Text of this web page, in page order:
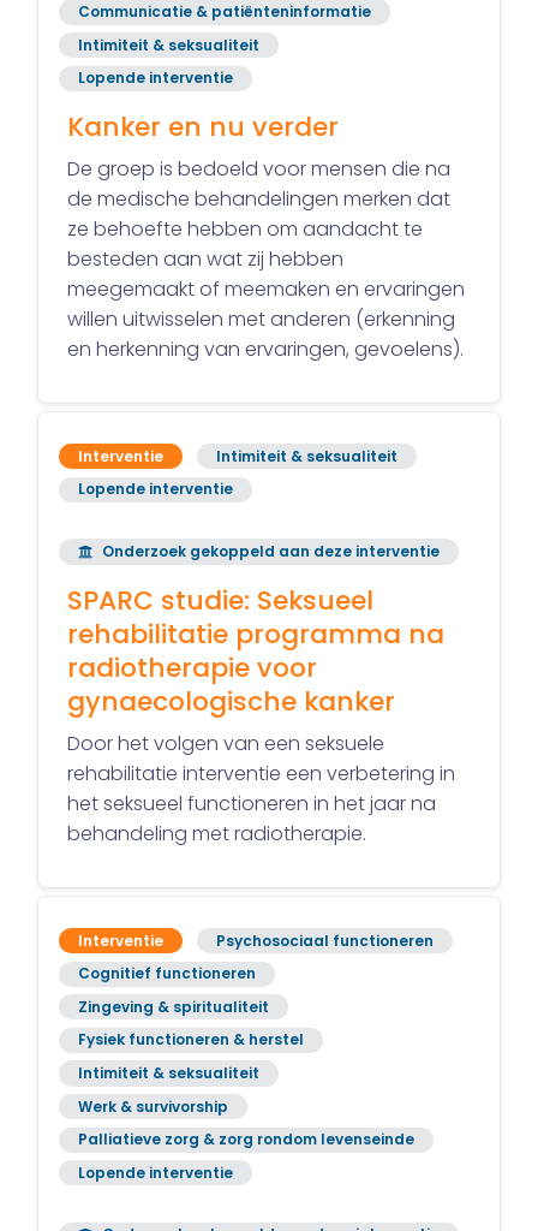
Communicatie & patiënteninformatie
Intimiteit & seksualiteit
Lopende interventie
Kanker en nu verder
De groep is bedoeld voor mensen die na
de medische behandelingen merken dat
ze behoefte hebben om aandacht te
besteden aan wat zij hebben
meegemaakt of meemaken en ervaringen
willen uitwisselen met anderen (erkenning
en herkenning van ervaringen, gevoelens).
Interventie
Intimiteit & seksualiteit
Lopende interventie
Onderzoek gekoppeld aan deze interventie
SPARC studie: Seksueel
rehabilitatie programma na
radiotherapie voor
gynaecologische kanker
Door het volgen van een seksuele
rehabilitatie interventie een verbetering in
het seksueel functioneren in het jaar na
behandeling met radiotherapie.
Interventie
Psychosociaal functioneren
Cognitief functioneren
Zingeving & spiritualiteit
Fysiek functioneren & herstel
Intimiteit & seksualiteit
Werk & survivorship
Palliatieve zorg & zorg rondom levenseinde
Lopende interventie